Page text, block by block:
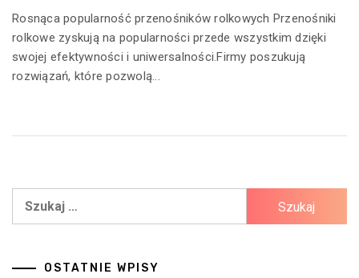
Rosnąca popularność przenośników rolkowych Przenośniki
rolkowe zyskują na popularności przede wszystkim dzięki
swojej efektywności i uniwersalności.Firmy poszukują
rozwiązań, które pozwolą...
Szukaj:
OSTATNIE WPISY